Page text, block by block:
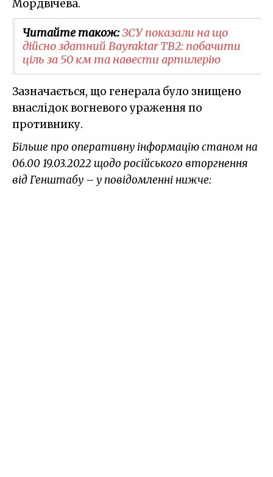
Мордвічева.
Читайте також:ЗСУ показали на що
дійсно здатний Bayraktar TB2: побачити
ціль за 50 км та навести артилерію
Зазначається, що генерала було знищено
внаслідок вогневого ураження по
противнику.
Більше про оперативну інформацію станом на
06.00 19.03.2022 щодо російського вторгнення
від Генштабу – у повідомленні нижче: